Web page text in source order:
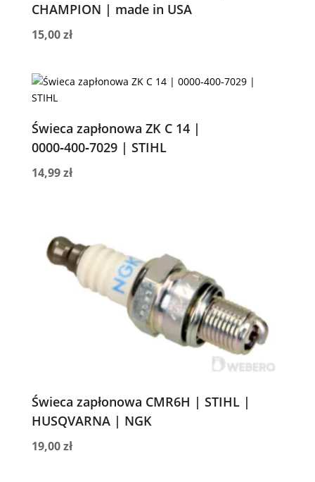
CHAMPION | made in USA
15,00zł
Świeca zapłonowa ZK C 14 |
0000‑400‑7029 | STIHL
14,99zł
Świeca zapłonowa CMR6H | STIHL |
HUSQVARNA | NGK
19,00zł